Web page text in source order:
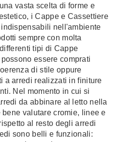
vasta scelta di forme e
i Cappe e Cassettiere
nell'ambiente
sempre con molta
tipi di Cappe
essere comprati
di stile oppure
a arredi realizzati in finiture
Nel momento in cui si
da abbinare al letto nella
valutare cromie, linee e
al resto degli arredi
sono belli e funzionali: